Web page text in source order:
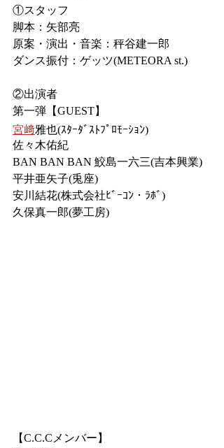
①スタッフ
脚本：矢部亮
原案・演出・音楽：秤谷建一郎
ダンス振付：ゲッツ(METEORA st.)
②出演者
第一弾【GUEST】
宮﨑雅也(ｽﾀｰﾀﾞｽﾄﾌﾟﾛﾓｰｼｮﾝ)
佐々木佑紀
BAN BAN BAN 鮫島一六三(吉本興業)
平井亜矢子(兎座)
安川結花(株式会社ﾋﾞｰｺﾝ・ﾗﾎﾞ)
久保真一郎(夢工房)
【C.C.Cメンバー】